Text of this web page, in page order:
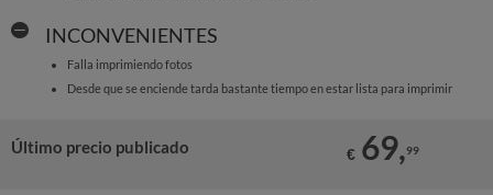
INCONVENIENTES
Falla imprimiendo fotos
Desde que se enciende tarda bastante tiempo en estar lista para imprimir
Último precio publicado € 69,99